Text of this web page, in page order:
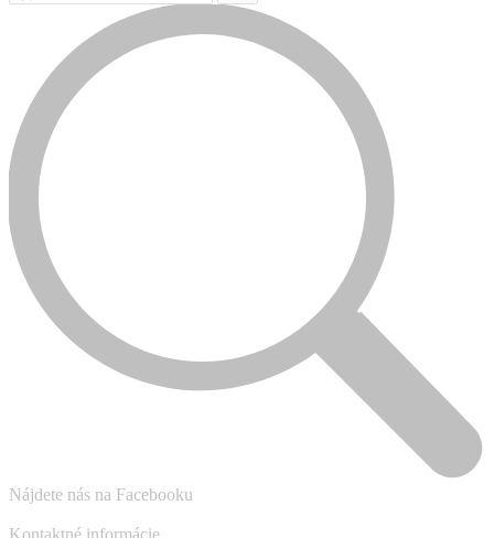
Nájdete nás na Facebooku
Kontaktné informácie